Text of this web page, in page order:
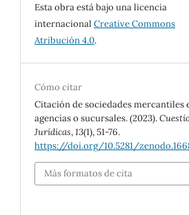
Esta obra está bajo una licencia
internacionalCreative Commons
Atribución 4.0.
Cómo citar
Citación de sociedades mercantiles
agencias o sucursales. (2023).
Jurídicas,13(1), 51-76.
https://doi.org/10.5281/
Más formatos de cita